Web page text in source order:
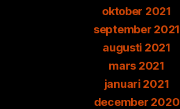
oktober 2021
september 2021
augusti 2021
mars 2021
januari 2021
december 2020